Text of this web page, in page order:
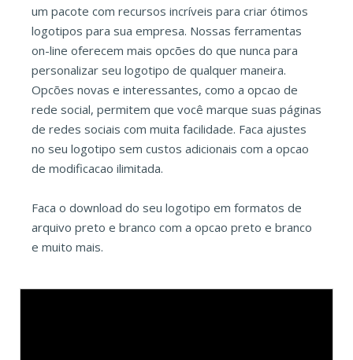
um pacote com recursos incríveis para criar ótimos
logotipos para sua empresa. Nossas ferramentas
on-line oferecem mais opcões do que nunca para
personalizar seu logotipo de qualquer maneira.
Opcões novas e interessantes, como a opcao de
rede social, permitem que você marque suas páginas
de redes sociais com muita facilidade. Faca ajustes
no seu logotipo sem custos adicionais com a opcao
de modificacao ilimitada.
Faca o download do seu logotipo em formatos de
arquivo preto e branco com a opcao preto e branco
e muito mais.